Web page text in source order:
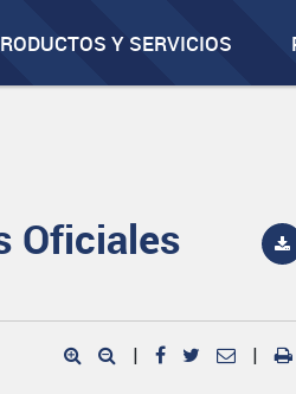
Y SERVICIOS
Oficiales
| |